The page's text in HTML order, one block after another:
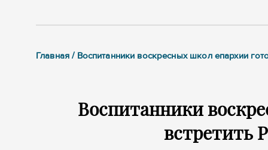
Главная / Воспитанники воскресных школ епархии
Воспитанники
встретить